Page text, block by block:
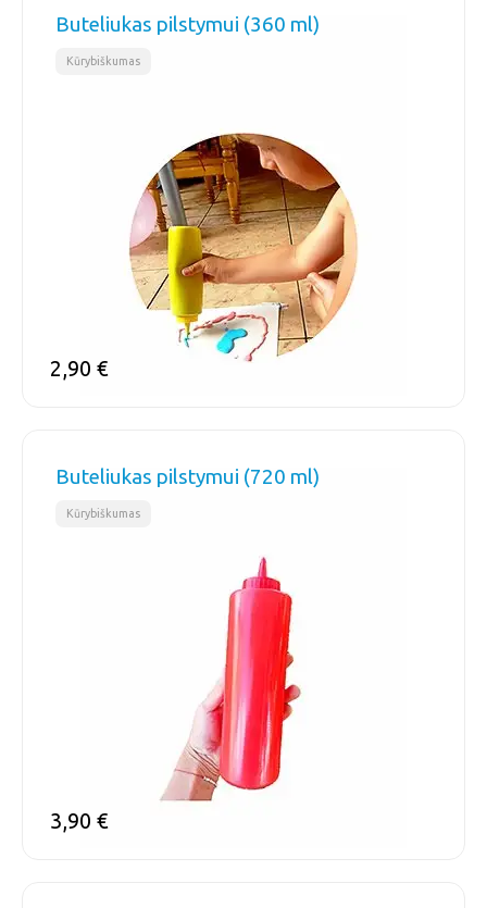
Buteliukas pilstymui (360 ml)
Kūrybiškumas
2,90 €
Buteliukas pilstymui (720 ml)
Kūrybiškumas
3,90 €